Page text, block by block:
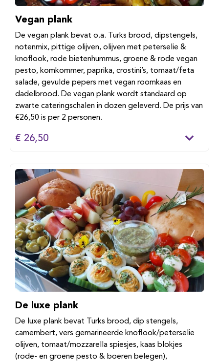
Vegan plank
De vegan plank bevat o.a. Turks brood, dipstengels,
notenmix, pittige olijven, olijven met peterselie &
knoflook, rode bietenhummus, groene & rode vegan
pesto, komkommer, paprika, crostini’s, tomaat/feta
salade, gevulde pepers met vegan roomkaas en
dadelbrood. De vegan plank wordt standaard op
zwarte cateringschalen in dozen geleverd. De prijs van
€26,50 is per 2 personen.
€ 26,50
De luxe plank
De luxe plank bevat Turks brood, dip stengels,
camembert, vers gemarineerde knoflook/peterselie
olijven, tomaat/mozzarella spiesjes, kaas blokjes
(rode- en groene pesto & boeren belegen),